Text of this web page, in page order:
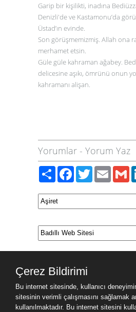
Garip bir kişilikti, inadına
Denizli'de ve Kastamonu’da
Üstad’ın evinde.
Son görüşmemizmiş. Allah ona
merhamet etsin.
Güle güle kahraman ağabey.
delicesine aşıkı, ömrünü onun
kahramanı alişan.
Yorumlar - Yorum Yaz
PaylaşFacebook
TwitterEmail
Çerez Bildirimi
Bu internet sitesinde, kullanıcı
sitesinin verimli çalışmasını sağlamak
kullanılmaktadır. Bu internet sitesini